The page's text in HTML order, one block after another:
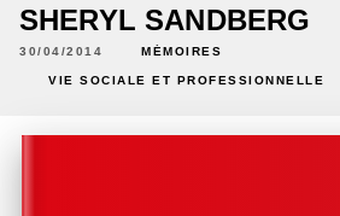
SHERYL SANDBERG
30/04/2014 MÉMOIRES
VIE SOCIALE ET PROFESSIONNELLE